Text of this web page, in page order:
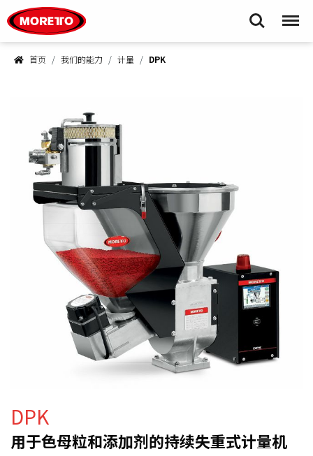
Search Menu
首页 我们的能力 计量 DPK
DPK
用于色母粒和添加剂的持续失重式计量机